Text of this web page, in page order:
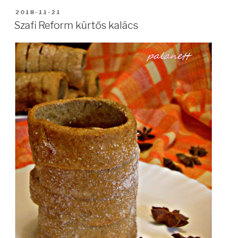
BEKÜLDVE:
2018-11-21
Szafi Reform kürtős kalács